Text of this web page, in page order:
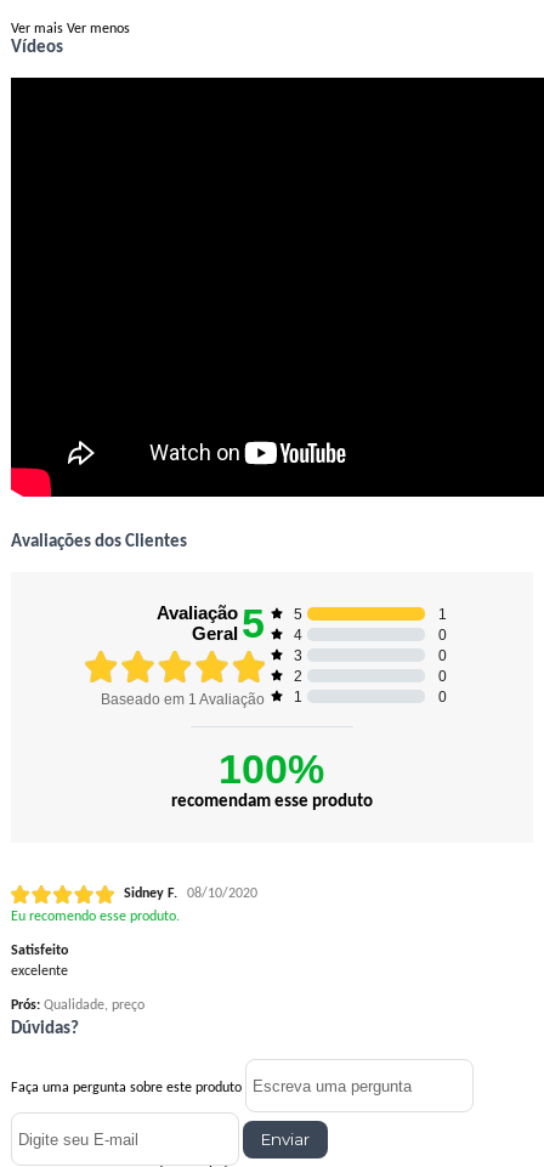
Ver mais Ver menos
Vídeos
Avaliações dos Clientes
Avaliação
Geral 5
Baseado em 1 Avaliação
5
1
4
0
3
0
2
0
1
0
100%
recomendam esse produto
Sidney F.
08/10/2020
Eu recomendo esse produto.
Satisfeito
excelente
Prós: Qualidade, preço
Dúvidas?
Faça uma pergunta sobre este produto
Enviar